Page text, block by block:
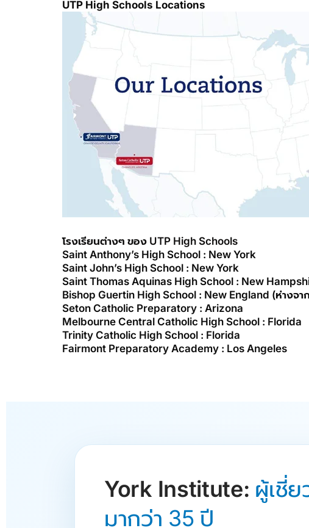
UTP High Schools Locations
โรงเรียนต่างๆ ของ UTP High Schools
Saint Anthony’s High School : New York
Saint John’s High School : New York
Saint Thomas Aquinas High School : New
Bishop Guertin High School : New England (ห่างจา
Seton Catholic Preparatory : Arizona
Melbourne Central Catholic High School : Florida
Trinity Catholic High School : Florida
Fairmont Preparatory Academy : Los Angeles
York Institute: ผู้เชี่
มากว่า 35 ปี